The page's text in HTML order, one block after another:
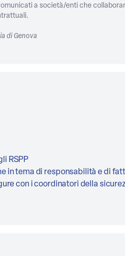
a società/enti che
di Genova
RSPP
in tema di responsabilità e di
con i coordinatori della